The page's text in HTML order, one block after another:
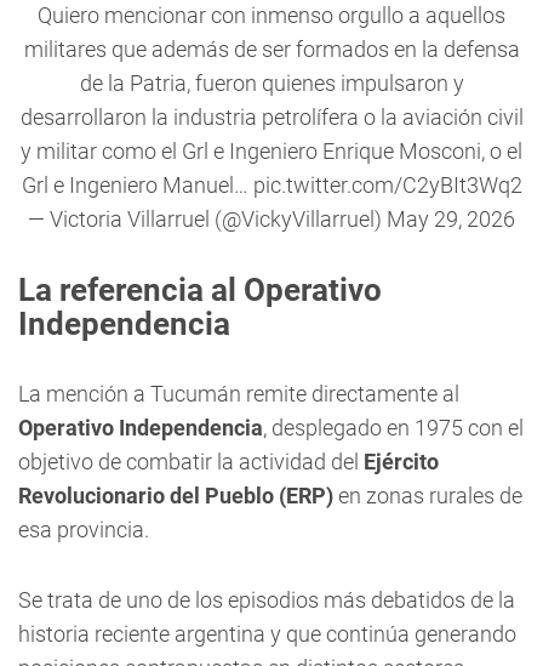
Quiero mencionar con inmenso orgullo a aquellos
militares que además de ser formados en la defensa
de la Patria, fueron quienes impulsaron y
desarrollaron la industria petrolífera o la aviación civil
y militar como el Grl e Ingeniero Enrique Mosconi, o el
Grl e Ingeniero Manuel… pic.twitter.com/C2yBIt3Wq2
— Victoria Villarruel (@VickyVillarruel) May 29, 2026
La referencia al Operativo
Independencia
La mención a Tucumán remite directamente al
Operativo Independencia, desplegado en 1975 con el
objetivo de combatir la actividad del Ejército
Revolucionario del Pueblo (ERP)en zonas rurales de
esa provincia.
Se trata de uno de los episodios más debatidos de la
historia reciente argentina y que continúa generando